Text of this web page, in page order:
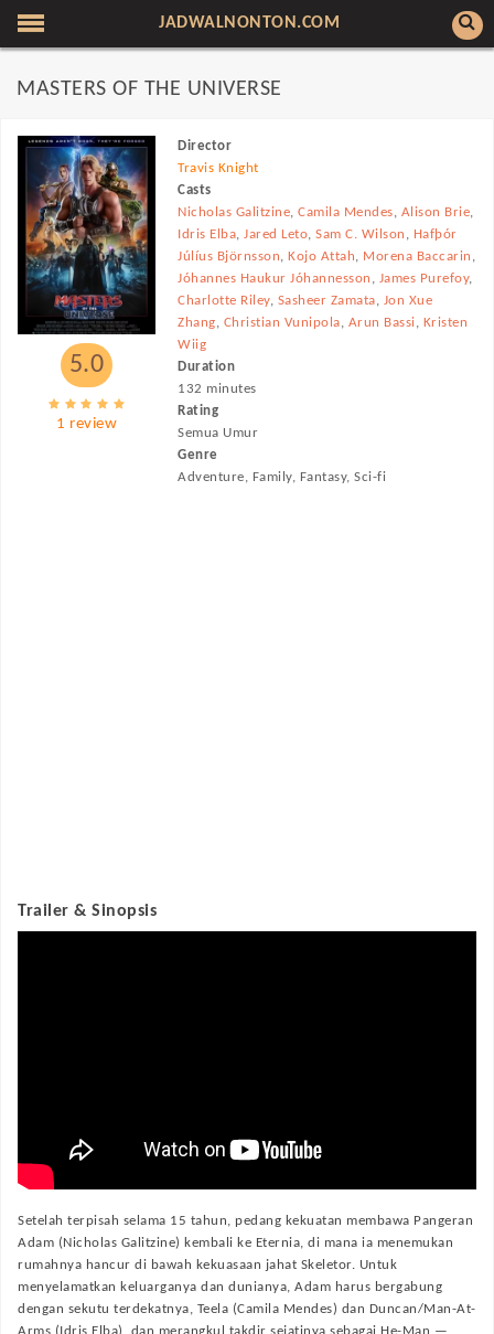
JADWALNONTON.COM
MASTERS OF THE UNIVERSE
5.0
1 review
Director
Travis Knight
Casts
Nicholas Galitzine,Camila Mendes, Alison Brie,
Idris Elba,Jared Leto,Sam C. Wilson , Hafþór
Júlíus Björnsson,Kojo Attah, Morena Baccarin ,
Jóhannes Haukur Jóhannesson , James Purefoy,
Charlotte Riley, Sasheer Zamata, Jon Xue
Zhang, Christian Vunipola, Arun Bassi, Kristen
Wiig
Duration
132 minutes
Rating
Semua Umur
Genre
Adventure, Family, Fantasy, Sci-fi
Trailer & Sinopsis
Setelah terpisah selama 15 tahun, pedang kekuatan membawa Pangeran
Adam (Nicholas Galitzine) kembali ke Eternia, di mana ia menemukan
rumahnya hancur di bawah kekuasaan jahat Skeletor. Untuk
menyelamatkan keluarganya dan dunianya, Adam harus bergabung
dengan sekutu terdekatnya, Teela (Camila Mendes) dan Duncan/Man-At-